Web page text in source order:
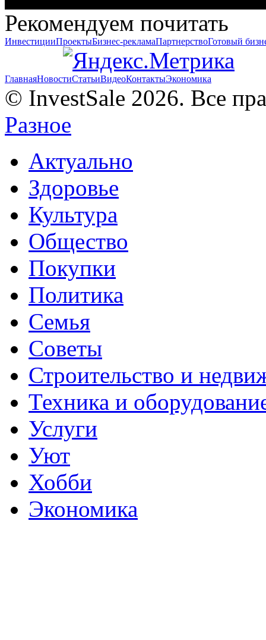
Рекомендуем почитать
ИнвестицииПроектыБизнес-рекламаПартнерствоГотовый
ГлавнаяНовостиСтатьиВидеоКонтактыЭкономика
© InvestSale 2026. Все
Разное
Актуально
Здоровье
Культура
Общество
Покупки
Политика
Семья
Советы
Строительство и
Техника и
Услуги
Уют
Хобби
Экономика